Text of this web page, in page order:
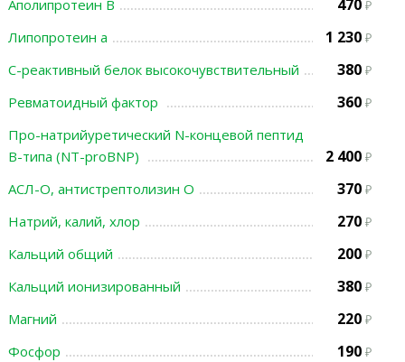
Аполипротеин В 470
Липопротеин а 1 230
С-реактивный белок высокочувствительный 380
Ревматоидный фактор 360
Про-натрийуретический N-концевой пептид
В-типа (NT-proBNP)
2 400
АСЛ-О, антистрептолизин О 370
Натрий, калий, хлор 270
Кальций общий 200
Кальций ионизированный 380
Магний 220
Фосфор 190